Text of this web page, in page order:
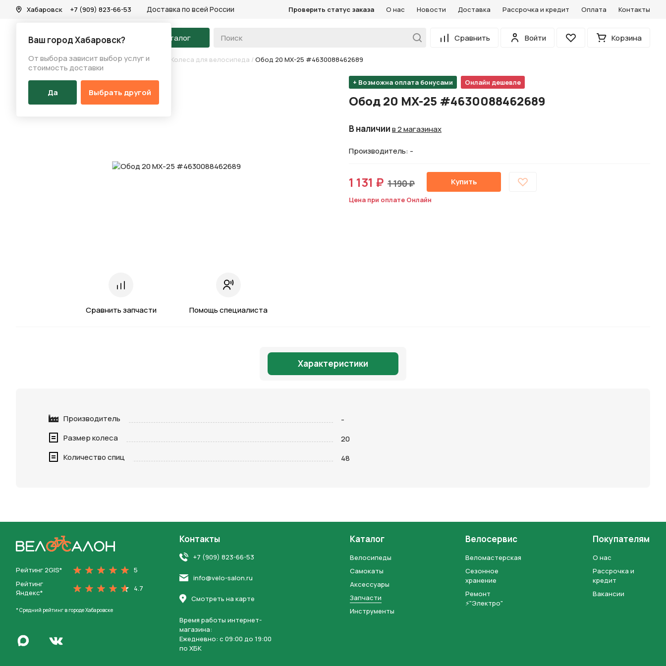
Хабаровск
Ваш город Хабаровск?
От выбора зависит выбор услуг и
стоимость доставки
Да Выбрать другой
+7 (909) 823-66-53 Доставка по всей России Проверить статус заказа О нас Новости Доставка Рассрочка и кредит Оплата Контакты
На главную Каталог Сравнить
Войти
Избранное Корзина
Каталог/Запчасти/Колеса для велосипеда Колеса для велосипеда / Обод 20 MX-25 #4630088462689
Сравнить запчасти Помощь специалиста
+ Возможна оплата бонусами Онлайн дешевле
Обод 20 MX-25 #4630088462689
В наличиив 2 магазинах
Производитель: -
1 131 ₽ 1 190 ₽ Купить
Цена при оплате Онлайн
Характеристики
Производитель
-
Размер колеса
20
Количество спиц
48
Рейтинг 2GIS*
5
Рейтинг
Яндекс*
4.7
* Средний рейтинг в городе Хабаровске
Написать в MaxПерейти во Вконтакте
Контакты
+7 (909) 823-66-53
info@velo-salon.ru
Смотреть на карте
Время работы интернет-
магазина:
Ежедневно: c 09:00 до 19:00
по ХБК
Каталог
Велосипеды
Самокаты
Аксессуары
Запчасти
Инструменты
Велосервис
Веломастерская
Сезонное
хранение
Ремонт
⚡"Электро"
Покупателям
О нас
Рассрочка и
кредит
Вакансии
персональных данных и соглашаетесь с политикой конфиденциальности